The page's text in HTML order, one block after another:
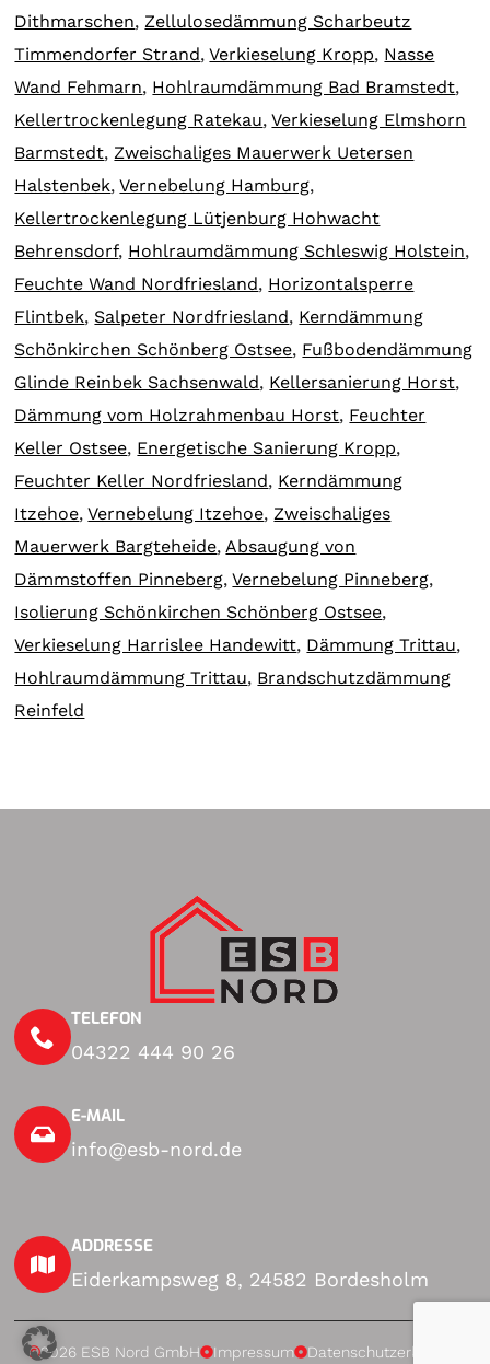
Dithmarschen, Zellulosedämmung Scharbeutz
Timmendorfer Strand,Verkieselung Kropp, Nasse
Wand Fehmarn, Hohlraumdämmung Bad Bramstedt,
Kellertrockenlegung Ratekau,Verkieselung Elmshorn
Barmstedt, Zweischaliges Mauerwerk Uetersen
Halstenbek,Vernebelung Hamburg,
Kellertrockenlegung Lütjenburg Hohwacht
Behrensdorf, Hohlraumdämmung Schleswig Holstein,
Feuchte Wand Nordfriesland, Horizontalsperre
Flintbek, Salpeter Nordfriesland, Kerndämmung
Schönkirchen Schönberg Ostsee, Fußbodendämmung
Glinde Reinbek Sachsenwald, Kellersanierung Horst,
Dämmung vom Holzrahmenbau Horst, Feuchter
Keller Ostsee, Energetische Sanierung Kropp,
Feuchter Keller Nordfriesland, Kerndämmung
Itzehoe,Vernebelung Itzehoe, Zweischaliges
Mauerwerk Bargteheide, Absaugung von
Dämmstoffen Pinneberg,Vernebelung Pinneberg,
Isolierung Schönkirchen Schönberg Ostsee,
Verkieselung Harrislee Handewitt, Dämmung Trittau,
Hohlraumdämmung Trittau, Brandschutzdämmung
Reinfeld
TELEFON
04322 444 90 26
E-MAIL
info@esb-nord.de
ADDRESSE
Eiderkampsweg 8, 24582 Bordesholm
2026 ESB Nord GmbH Impressum Datenschutzerklärung